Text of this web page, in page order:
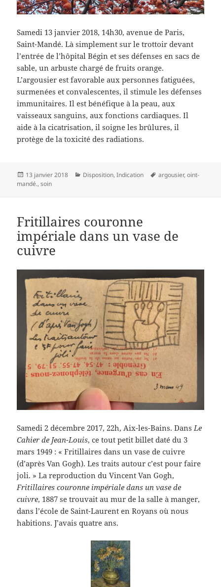
Samedi 13 janvier 2018, 14h30, avenue de Paris,
Saint-Mandé. Là simplement sur le trottoir devant
l’entrée de l’hôpital Bégin et ses défenses en sacs de
sable, un arbuste chargé de fruits orange.
L’argousier est favorable aux personnes fatiguées,
surmenées et convalescentes, il stimule les défenses
immunitaires. Il est bénéfique à la peau, aux
vaisseaux sanguins, aux fonctions cardiaques. Il
aide à la cicatrisation, il soigne les brûlures, il
protège de la toxicité des radiations.
Publié
le
13 janvier 2018 Catégories
Disposition,Indication
Mots-
argousier,oint-
mandé.,soin
Fritillaires couronne
impériale dans un vase de
cuivre
Samedi 2 décembre 2017, 22h, Aix-les-Bains. DansLe
Cahier de Jean-Louis, ce tout petit billet daté du 3
mars 1949 : « Fritillaires dans un vase de cuivre
(d’après Van Gogh). Les traits autour c’est pour faire
joli. » La reproduction du Vincent Van Gogh,
Fritillaires couronne impériale dans un vase de
cuivre, 1887 se trouvait au mur de la salle à manger,
dans l’école de Saint-Laurent en Royans où nous
habitions. J’avais quatre ans.